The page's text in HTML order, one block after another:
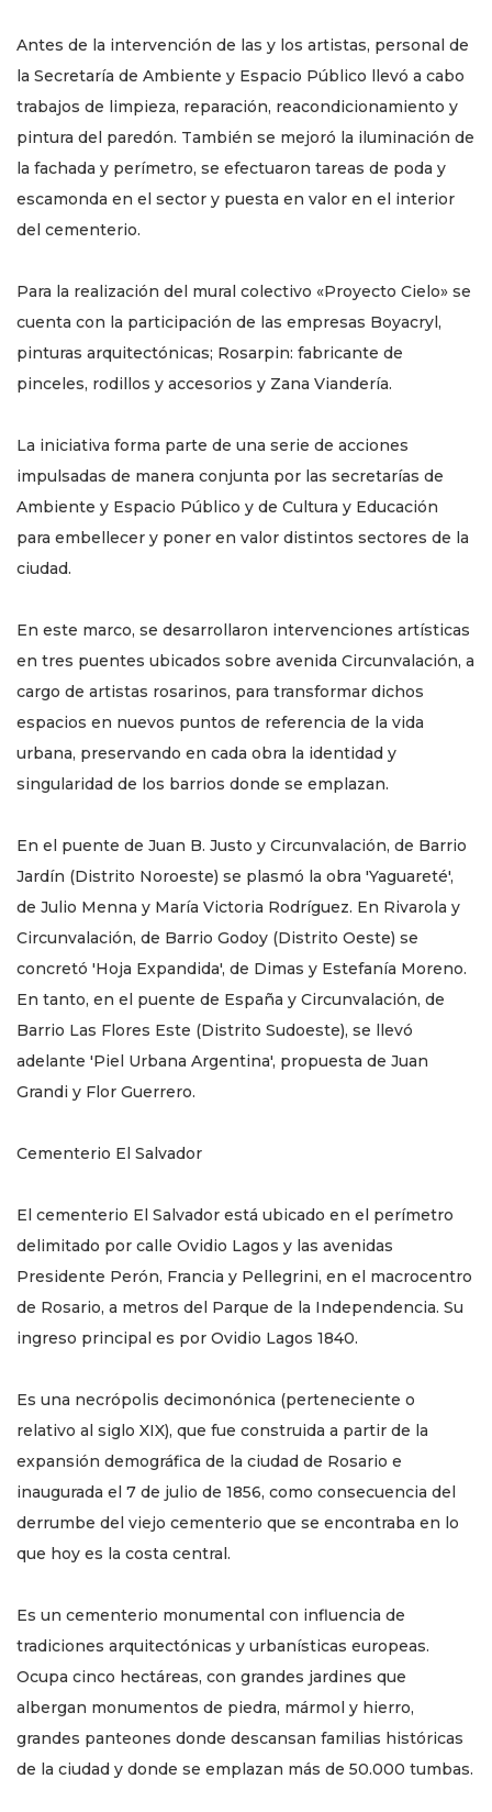
Antes de la intervención de las y los artistas, personal de
la Secretaría de Ambiente y Espacio Público llevó a cabo
trabajos de limpieza, reparación, reacondicionamiento y
pintura del paredón. También se mejoró la iluminación de
la fachada y perímetro, se efectuaron tareas de poda y
escamonda en el sector y puesta en valor en el interior
del cementerio.
Para la realización del mural colectivo «Proyecto Cielo» se
cuenta con la participación de las empresas Boyacryl,
pinturas arquitectónicas; Rosarpin: fabricante de
pinceles, rodillos y accesorios y Zana Viandería.
La iniciativa forma parte de una serie de acciones
impulsadas de manera conjunta por las secretarías de
Ambiente y Espacio Público y de Cultura y Educación
para embellecer y poner en valor distintos sectores de la
ciudad.
En este marco, se desarrollaron intervenciones artísticas
en tres puentes ubicados sobre avenida Circunvalación, a
cargo de artistas rosarinos, para transformar dichos
espacios en nuevos puntos de referencia de la vida
urbana, preservando en cada obra la identidad y
singularidad de los barrios donde se emplazan.
En el puente de Juan B. Justo y Circunvalación, de Barrio
Jardín (Distrito Noroeste) se plasmó la obra 'Yaguareté',
de Julio Menna y María Victoria Rodríguez. En Rivarola y
Circunvalación, de Barrio Godoy (Distrito Oeste) se
concretó 'Hoja Expandida', de Dimas y Estefanía Moreno.
En tanto, en el puente de España y Circunvalación, de
Barrio Las Flores Este (Distrito Sudoeste), se llevó
adelante 'Piel Urbana Argentina', propuesta de Juan
Grandi y Flor Guerrero.
Cementerio El Salvador
El cementerio El Salvador está ubicado en el perímetro
delimitado por calle Ovidio Lagos y las avenidas
Presidente Perón, Francia y Pellegrini, en el macrocentro
de Rosario, a metros del Parque de la Independencia. Su
ingreso principal es por Ovidio Lagos 1840.
Es una necrópolis decimonónica (perteneciente o
relativo al siglo XIX), que fue construida a partir de la
expansión demográfica de la ciudad de Rosario e
inaugurada el 7 de julio de 1856, como consecuencia del
derrumbe del viejo cementerio que se encontraba en lo
que hoy es la costa central.
Es un cementerio monumental con influencia de
tradiciones arquitectónicas y urbanísticas europeas.
Ocupa cinco hectáreas, con grandes jardines que
albergan monumentos de piedra, mármol y hierro,
grandes panteones donde descansan familias históricas
de la ciudad y donde se emplazan más de 50.000 tumbas.